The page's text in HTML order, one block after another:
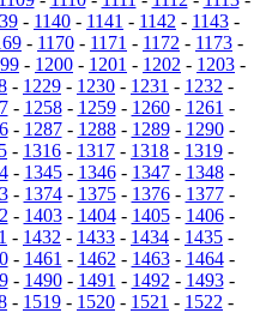
- 1140 - 1141 - 1142 - 1143 -
- 1170 - 1171 - 1172 - 1173 -
- 1200 - 1201 - 1202 - 1203 -
- 1229 - 1230 - 1231 - 1232 -
- 1258- 1259- 1260- 1261 -
- 1287- 1288- 1289- 1290-
- 1316 - 1317 - 1318 - 1319 -
- 1345- 1346- 1347- 1348-
- 1374- 1375- 1376- 1377-
- 1403- 1404- 1405- 1406-
- 1432 - 1433 - 1434 - 1435 -
- 1461 - 1462 - 1463- 1464-
- 1490- 1491 - 1492 - 1493-
- 1519 - 1520 - 1521 - 1522 -